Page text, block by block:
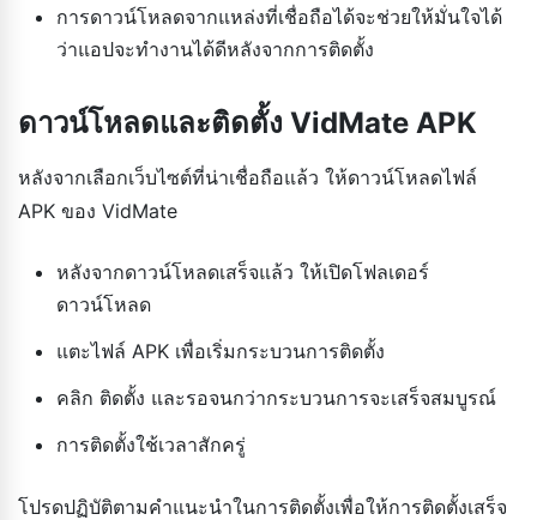
การดาวน์โหลดจากแหล่งที่เชื่อถือได้จะช่วยให้มั่นใจได้
ว่าแอปจะทำงานได้ดีหลังจากการติดตั้ง
ดาวน์โหลดและติดตั้ง VidMate APK
หลังจากเลือกเว็บไซต์ที่น่าเชื่อถือแล้ว ให้ดาวน์โหลดไฟล์
APK ของ VidMate
หลังจากดาวน์โหลดเสร็จแล้ว ให้เปิดโฟลเดอร์
ดาวน์โหลด
แตะไฟล์ APK เพื่อเริ่มกระบวนการติดตั้ง
คลิก ติดตั้ง และรอจนกว่ากระบวนการจะเสร็จสมบูรณ์
การติดตั้งใช้เวลาสักครู่
โปรดปฏิบัติตามคำแนะนำในการติดตั้งเพื่อให้การติดตั้งเสร็จ